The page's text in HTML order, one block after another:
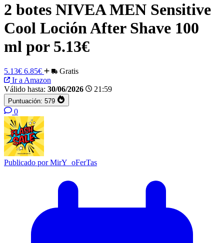
2 botes NIVEA MEN Sensitive
Cool Loción After Shave 100
ml por 5.13€
5.13€ 6.85€
Gratis
Ir a Amazon
Válido hasta: 30/06/2026 21:59
Puntuación: 579
0
Publicado porMirY_oFerTas